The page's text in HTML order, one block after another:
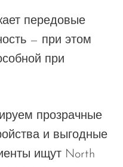
передовые
— при этом
при
прозрачные
и выгодные
ищут North